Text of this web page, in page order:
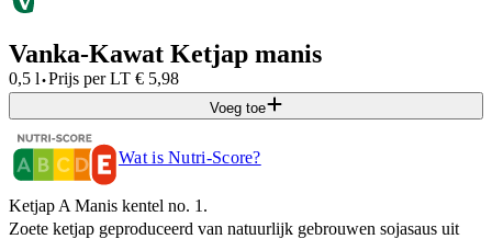
Vanka-Kawat Ketjap manis
0,5 l·Prijs per LT € 5,98
Voeg toe
Wat is Nutri-Score?
Ketjap A Manis kentel no. 1.
Zoete ketjap geproduceerd van natuurlijk gebrouwen sojasaus uit